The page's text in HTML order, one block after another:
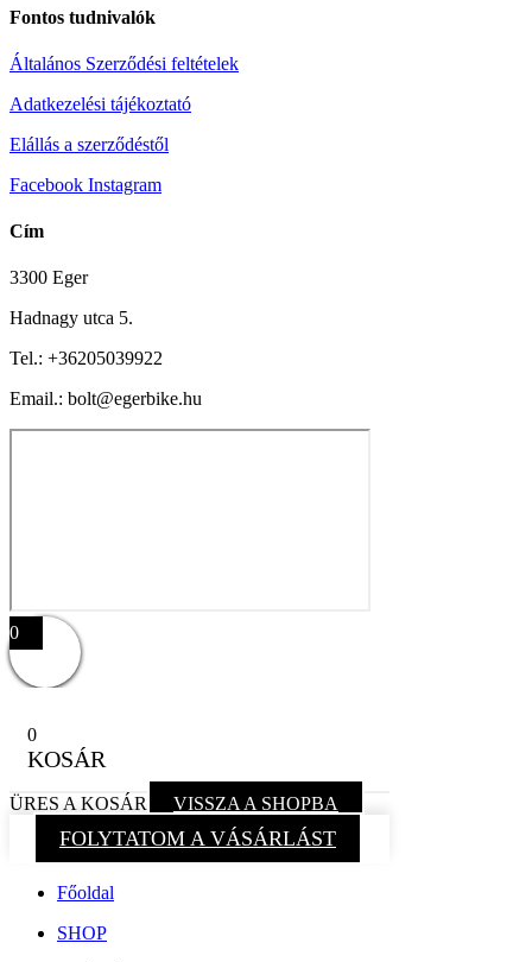
Fontos tudnivalók
Általános Szerződési feltételek
Adatkezelési tájékoztató
Elállás a szerződéstől
Facebook Instagram
Cím
3300 Eger
Hadnagy utca 5.
Tel.: +36205039922
Email.: bolt@egerbike.hu
0
0
KOSÁR
ÜRES A KOSÁR VISSZA A SHOPBA
FOLYTATOM A VÁSÁRLÁST
Főoldal
SHOP